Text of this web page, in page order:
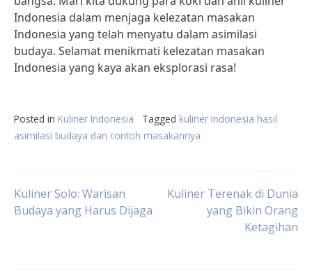
Indonesia dalam menjaga kelezatan masakan
Indonesia yang telah menyatu dalam asimilasi
budaya. Selamat menikmati kelezatan masakan
Indonesia yang kaya akan eksplorasi rasa!
Posted in Kuliner Indonesia Tagged kuliner indonesia hasil
asimilasi budaya dan contoh masakannya
Post
Kuliner Solo: Warisan
Budaya yang Harus Dijaga
Kuliner Terenak di Dunia
yang Bikin Orang
Ketagihan